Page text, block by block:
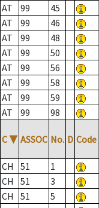
AT
99 45
AT
99 46
AT
99 48
AT
99 50
AT
99 56
AT
99 58
AT
99 59
AT
99 98
C ▼ ASSOC No. D Code
CH 51 1
CH
51 3
CH
51 5